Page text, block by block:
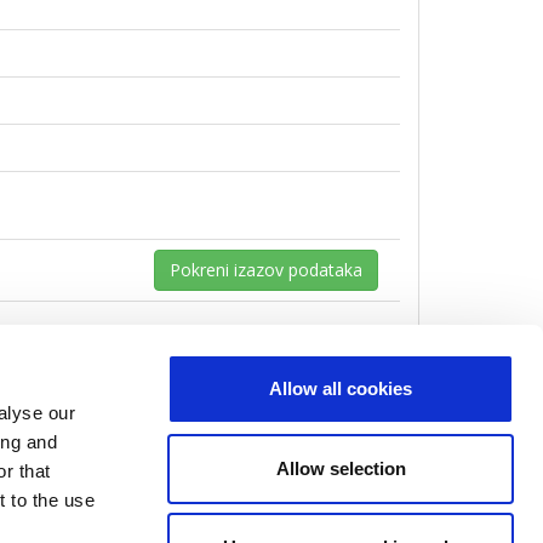
our
and
that
to the use
Allow all cookies
Allow selection
Pokreni izazov podataka